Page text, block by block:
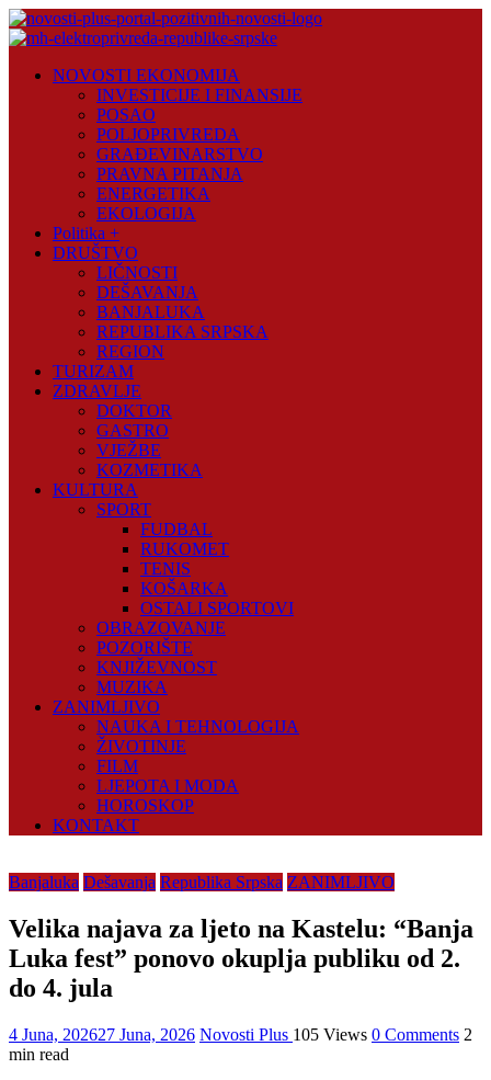
Skip
to
Plus
NOVOSTI EKONOMIJA
INVESTICIJE I FINANSIJE
POSAO
POLJOPRIVREDA
GRAĐEVINARSTVO
PRAVNA PITANJA
ENERGETIKA
EKOLOGIJA
Politika +
DRUŠTVO
LIČNOSTI
DEŠAVANJA
BANJALUKA
REPUBLIKA SRPSKA
REGION
TURIZAM
ZDRAVLJE
DOKTOR
GASTRO
VJEŽBE
KOZMETIKA
KULTURA
SPORT
FUDBAL
RUKOMET
TENIS
KOŠARKA
OSTALI SPORTOVI
OBRAZOVANJE
POZORIŠTE
KNJIŽEVNOST
MUZIKA
ZANIMLJIVO
NAUKA I TEHNOLOGIJA
ŽIVOTINJE
FILM
LJEPOTA I MODA
HOROSKOP
KONTAKT
Banjaluka Dešavanja Republika Srpska ZANIMLJIVO
Velika najava za ljeto na Kastelu: “Banja
Luka fest” ponovo okuplja publiku od 2.
do 4. jula
4 Juna, 202627 Juna, 2026 Novosti Plus 105 Views 0 Comments 2
min read